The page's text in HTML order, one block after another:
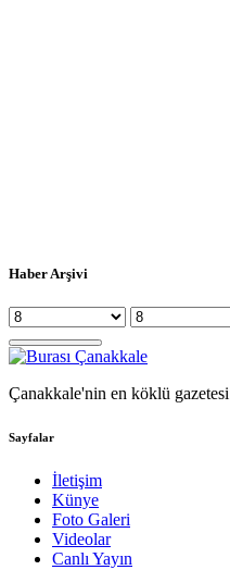
Haber Arşivi
Çanakkale'nin en köklü gazetesi
Sayfalar
İletişim
Künye
Foto Galeri
Videolar
Canlı Yayın